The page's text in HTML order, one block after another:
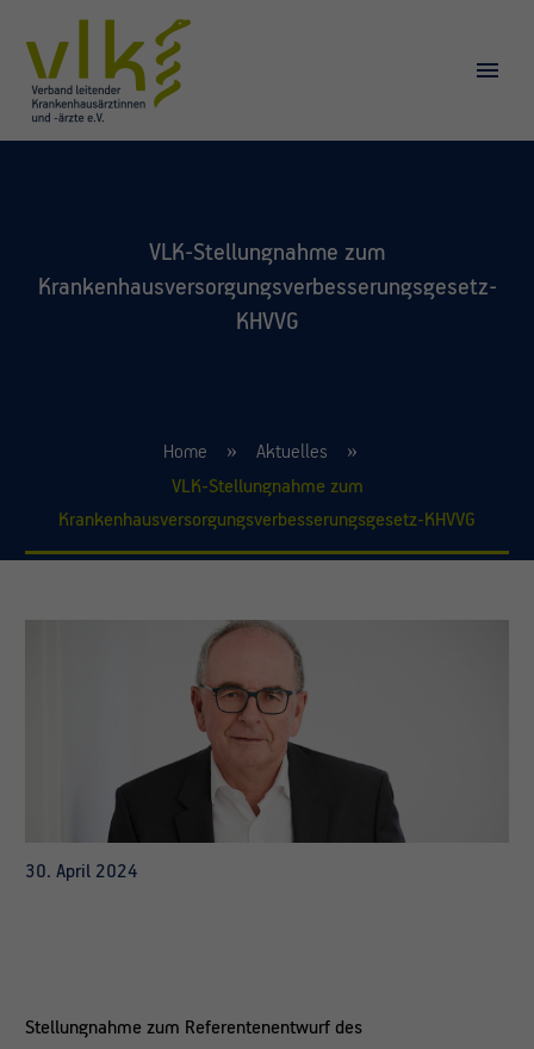
VLK-Stellungnahme zum
Krankenhausversorgungsverbesserungsgesetz-
KHVVG
Home
Aktuelles
VLK-Stellungnahme zum
Krankenhausversorgungsverbesserungsgesetz-KHVVG
30. April 2024
Stellungnahme zum Referentenentwurf des